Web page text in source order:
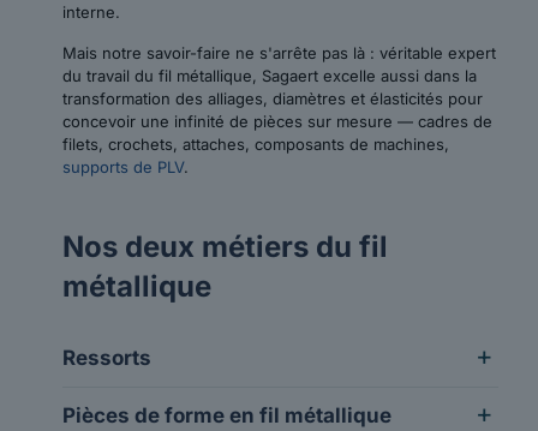
interne.
Mais notre savoir-faire ne s'arrête pas là : véritable expert
du travail du fil métallique, Sagaert excelle aussi dans la
transformation des alliages, diamètres et élasticités pour
concevoir une infinité de pièces sur mesure — cadres de
filets, crochets, attaches, composants de machines,
supports de PLV.
Nos deux métiers du fil
métallique
Ressorts
Pièces de forme en fil métallique